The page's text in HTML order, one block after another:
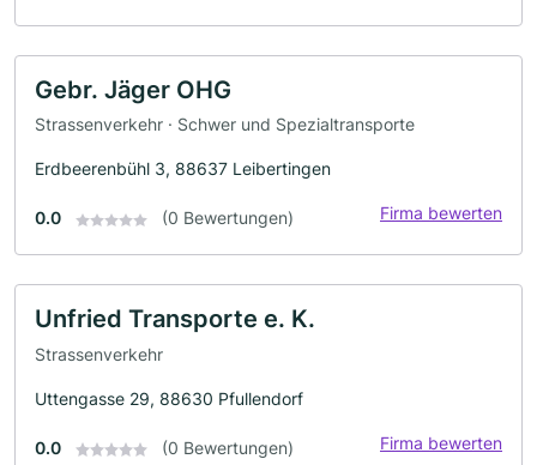
Gebr. Jäger OHG
Strassenverkehr · Schwer und Spezialtransporte
Erdbeerenbühl 3, 88637 Leibertingen
0.0 (0 Bewertungen) Firma bewerten
Unfried Transporte e. K.
Strassenverkehr
Uttengasse 29, 88630 Pfullendorf
0.0 (0 Bewertungen) Firma bewerten